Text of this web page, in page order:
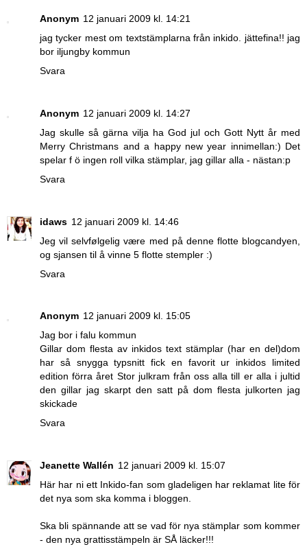
Anonym 12 januari 2009 kl. 14:21
jag tycker mest om textstämplarna från inkido. jättefina!! jag
bor iljungby kommun
Svara
Anonym 12 januari 2009 kl. 14:27
Jag skulle så gärna vilja ha God jul och Gott Nytt år med
Merry Christmans and a happy new year innimellan:) Det
spelar f ö ingen roll vilka stämplar, jag gillar alla - nästan:p
Svara
idaws 12 januari 2009 kl. 14:46
Jeg vil selvfølgelig være med på denne flotte blogcandyen,
og sjansen til å vinne 5 flotte stempler :)
Svara
Anonym 12 januari 2009 kl. 15:05
Jag bor i falu kommun
Gillar dom flesta av inkidos text stämplar (har en del)dom
har så snygga typsnitt fick en favorit ur inkidos limited
edition förra året Stor julkram från oss alla till er alla i jultid
den gillar jag skarpt den satt på dom flesta julkorten jag
skickade
Svara
Jeanette Wallén 12 januari 2009 kl. 15:07
Här har ni ett Inkido-fan som gladeligen har reklamat lite för
det nya som ska komma i bloggen.
Ska bli spännande att se vad för nya stämplar som kommer
- den nya grattisstämpeln är SÅ läcker!!!